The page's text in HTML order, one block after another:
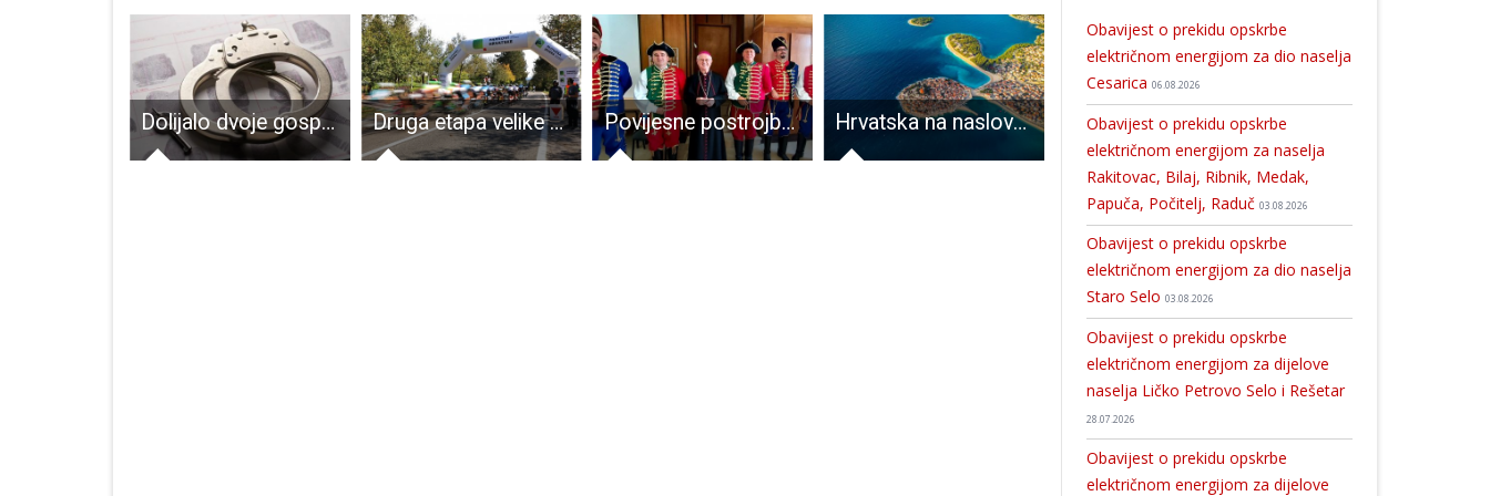
Dolijalo dvoje gospićkih dilera Druga etapa velike biciklističke utrke CRO race prošla kroz Liku Povijesne postrojbe uveličat će obilježavanje dana grada Gospića Hrvatska na naslovnicama National Geographic Travelera u Poljskoj i Velikoj Britaniji Župan Petry sa suradnicima obišao Udbinu
Obavijest o prekidu opskrbe
električnom energijom za dio naselja
Cesarica 06.08.2026
Obavijest o prekidu opskrbe
električnom energijom za naselja
Rakitovac, Bilaj, Ribnik, Medak,
Papuča, Počitelj, Raduč 03.08.2026
Obavijest o prekidu opskrbe
električnom energijom za dio naselja
Staro Selo 03.08.2026
Obavijest o prekidu opskrbe
električnom energijom za dijelove
naselja Ličko Petrovo Selo i Rešetar
28.07.2026
Obavijest o prekidu opskrbe
električnom energijom za dijelove